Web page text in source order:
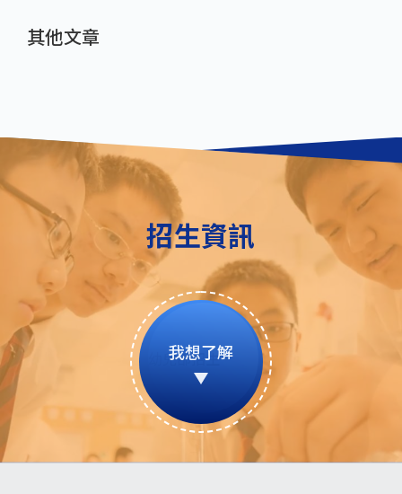
其他文章
招生資訊
我想了解